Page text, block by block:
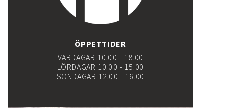
ÖPPETTIDER
VARDAGAR 10.00 - 18.00
LÖRDAGAR 10.00 - 15.00
SÖNDAGAR 12.00 - 16.00